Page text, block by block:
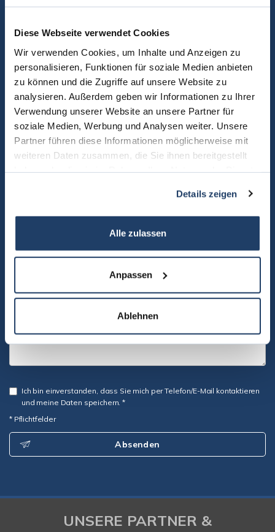
Diese Webseite verwendet Cookies
Wir verwenden Cookies, um Inhalte und Anzeigen zu
personalisieren, Funktionen für soziale Medien anbieten
zu können und die Zugriffe auf unsere Website zu
analysieren. Außerdem geben wir Informationen zu Ihrer
Verwendung unserer Website an unsere Partner für
soziale Medien, Werbung und Analysen weiter. Unsere
Partner führen diese Informationen möglicherweise mit
weiteren Daten zusammen, die Sie ihnen bereitgestellt
Details zeigen
Alle zulassen
Anpassen
Ablehnen
Ich bin einverstanden, dass Sie mich per Telefon/E-Mail kontaktieren
und meine Daten speichern. *
* Pflichtfelder
Absenden
UNSERE PARTNER &